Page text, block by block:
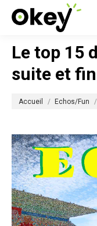
Le top 15
suite et fin
Accueil Echos/Fun